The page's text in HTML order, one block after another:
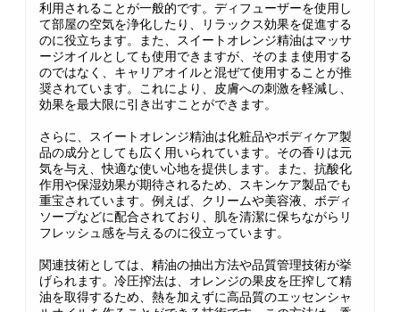
利用されることが一般的です。ディフューザーを使用し
て部屋の空気を浄化したり、リラックス効果を促進する
のに役立ちます。また、スイートオレンジ精油はマッサ
ージオイルとしても使用できますが、そのまま使用する
のではなく、キャリアオイルと混ぜて使用することが推
奨されています。これにより、皮膚への刺激を軽減し、
効果を最大限に引き出すことができます。
さらに、スイートオレンジ精油は化粧品やボディケア製
品の成分としても広く用いられています。その香りは元
気を与え、快適な使い心地を提供します。また、抗酸化
作用や保湿効果が期待されるため、スキンケア製品でも
重宝されています。例えば、クリームや美容液、ボディ
ソープなどに配合されており、肌を清潔に保ちながらリ
フレッシュ感を与えるのに役立っています。
関連技術としては、精油の抽出方法や品質管理技術が挙
げられます。冷圧搾法は、オレンジの果皮を圧搾して精
油を取得するため、熱を加えずに高品質のエッセンシャ